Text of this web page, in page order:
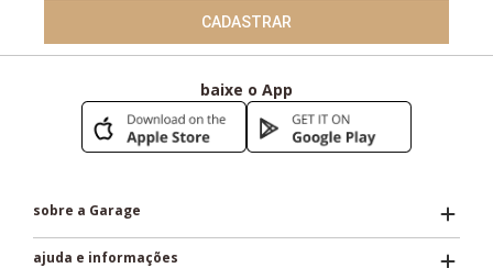
CADASTRAR
baixe o App
sobre a Garage
ajuda e informações